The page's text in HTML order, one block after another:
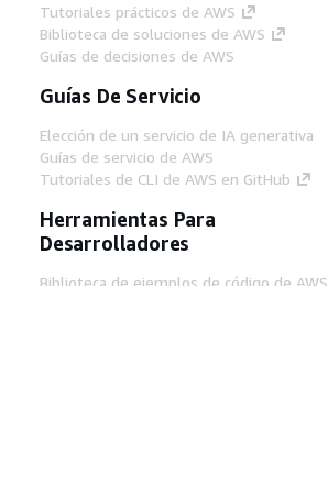
Tutoriales prácticos de AWS
Biblioteca de soluciones de AWS
Guías de decisiones de AWS
Guías De Servicio
Elección de un servicio de IA generativa
Guías de servicio de AWS
Tutoriales de CLI de AWS en GitHub
Herramientas Para
Desarrolladores
Biblioteca de ejemplos de código de AWS